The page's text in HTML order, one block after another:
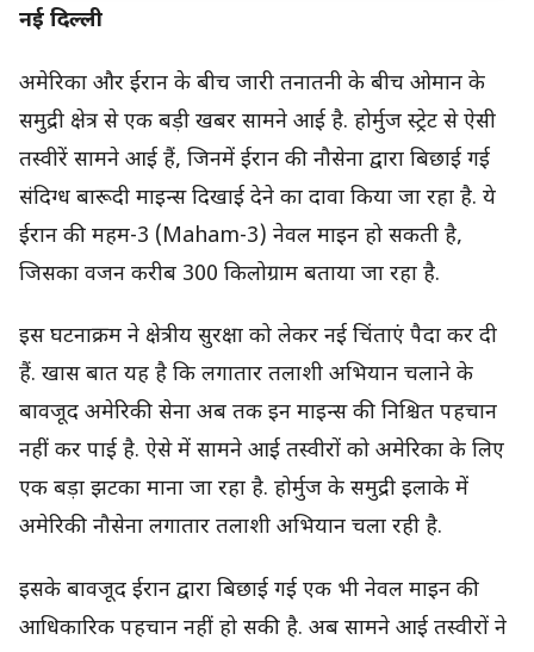
नई दिल्ली
अमेरिका और ईरान के बीच जारी तनातनी के बीच ओमान के
समुद्री क्षेत्र से एक बड़ी खबर सामने आई है. होर्मुज स्ट्रेट से ऐसी
तस्वीरें सामने आई हैं, जिनमें ईरान की नौसेना द्वारा बिछाई गई
संदिग्ध बारूदी माइन्स दिखाई देने का दावा किया जा रहा है. ये
ईरान की महम-3 (Maham-3) नेवल माइन हो सकती है,
जिसका वजन करीब 300 किलोग्राम बताया जा रहा है.
इस घटनाक्रम ने क्षेत्रीय सुरक्षा को लेकर नई चिंताएं पैदा कर दी
हैं. खास बात यह है कि लगातार तलाशी अभियान चलाने के
बावजूद अमेरिकी सेना अब तक इन माइन्स की निश्चित पहचान
नहीं कर पाई है. ऐसे में सामने आई तस्वीरों को अमेरिका के लिए
एक बड़ा झटका माना जा रहा है. होर्मुज के समुद्री इलाके में
अमेरिकी नौसेना लगातार तलाशी अभियान चला रही है.
इसके बावजूद ईरान द्वारा बिछाई गई एक भी नेवल माइन की
आधिकारिक पहचान नहीं हो सकी है. अब सामने आई तस्वीरों ने